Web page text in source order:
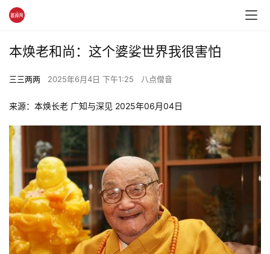
本焕老和尚：这个婆娑世界我很害怕
三三两两 2025年6月4日 下午1:25 八点僧音
来源：本焕长老 广知与深见 2025年06月04日